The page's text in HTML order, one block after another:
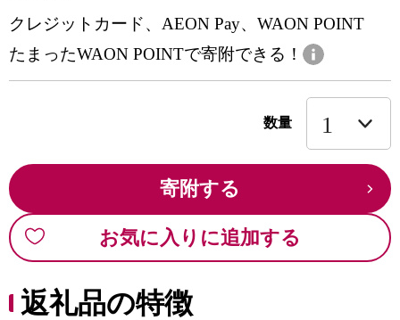
クレジットカード、AEON Pay、WAON POINT
たまったWAON POINTで寄附できる！
数量
寄附する
お気に入りに追加する
返礼品の特徴